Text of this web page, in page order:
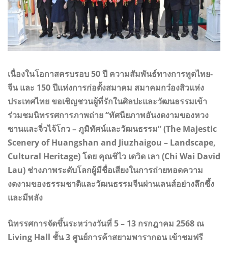
เนื่องในโอกาสครบรอบ 50 ปี ความสัมพันธ์ทางการทูตไทย-
จีน และ 150 ปีแห่งการก่อตั้งสมาคม สมาคมกว๋องสิวแห่ง
ประเทศไทย ขอเชิญชวนผู้ที่รักในศิลปะและวัฒนธรรมเข้า
ร่วมชมนิทรรศการภาพถ่าย “ทัศนียภาพอันงดงามของหวง
ซานและจิ่วไจ้โกว – ภูมิทัศน์และวัฒนธรรม” (The Majestic
Scenery of Huangshan and Jiuzhaigou – Landscape,
Cultural Heritage) โดย คุณชิไว เดวิด เลา (Chi Wai David
Lau) ช่างภาพระดับโลกผู้มีชื่อเสียงในการถ่ายทอดความ
งดงามของธรรมชาติและวัฒนธรรมจีนผ่านเลนส์อย่างลึกซึ้ง
และมีพลัง
นิทรรศการจัดขึ้นระหว่างวันที่ 5 – 13 กรกฎาคม 2568 ณ
Living Hall ชั้น 3 ศูนย์การค้าสยามพารากอน เข้าชมฟรี